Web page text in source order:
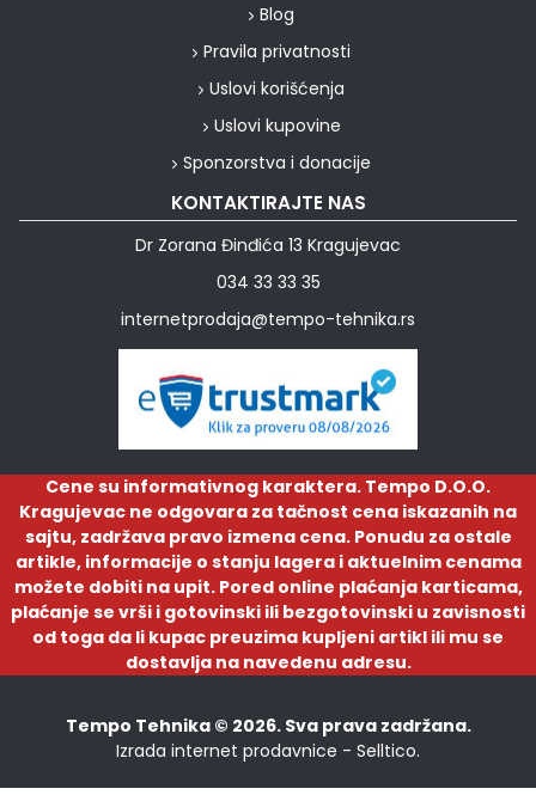
Blog
Pravila privatnosti
Uslovi korišćenja
Uslovi kupovine
Sponzorstva i donacije
KONTAKTIRAJTE NAS
Dr Zorana Đinđića 13 Kragujevac
034 33 33 35
internetprodaja@tempo-tehnika.rs
Cene su informativnog karaktera. Tempo D.O.O.
Kragujevac ne odgovara za tačnost cena iskazanih na
sajtu, zadržava pravo izmena cena. Ponudu za ostale
artikle, informacije o stanju lagera i aktuelnim cenama
možete dobiti na upit. Pored online plaćanja karticama,
plaćanje se vrši i gotovinski ili bezgotovinski u zavisnosti
od toga da li kupac preuzima kupljeni artikl ili mu se
dostavlja na navedenu adresu.
Tempo Tehnika © 2026. Sva prava zadržana.
Izrada internet prodavnice - Selltico.